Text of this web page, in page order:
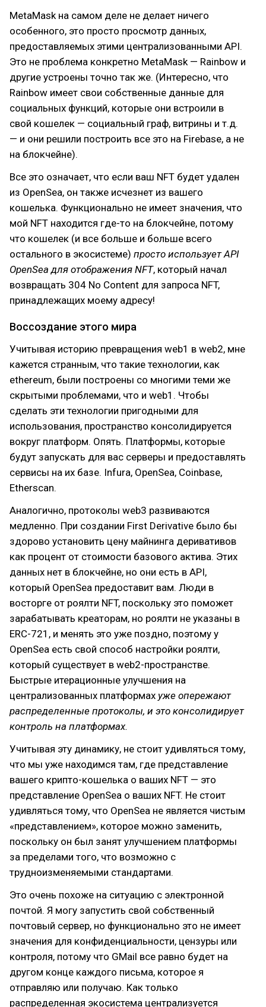
MetaMask на самом деле не делает ничего
особенного, это просто просмотр данных,
предоставляемых этими централизованными API.
Это не проблема конкретно MetaMask — Rainbow и
другие устроены точно так же. (Интересно, что
Rainbow имеет свои собственные данные для
социальных функций, которые они встроили в
свой кошелек — социальный граф, витрины и т.д.
— и они решили построить все это на Firebase, а не
на блокчейне).
Все это означает, что если ваш NFT будет удален
из OpenSea, он также исчезнет из вашего
кошелька. Функционально не имеет значения, что
мой NFT находится где-то на блокчейне, потому
что кошелек (и все больше и больше всего
остального в экосистеме) просто использует API
OpenSea для отображения NFT, который начал
возвращать 304 No Content для запроса NFT,
принадлежащих моему адресу!
Воссоздание этого мира
Учитывая историю превращения web1 в web2, мне
кажется странным, что такие технологии, как
ethereum, были построены со многими теми же
скрытыми проблемами, что и web1. Чтобы
сделать эти технологии пригодными для
использования, пространство консолидируется
вокруг платформ. Опять. Платформы, которые
будут запускать для вас серверы и предоставлять
сервисы на их базе. Infura, OpenSea, Coinbase,
Etherscan.
Аналогично, протоколы web3 развиваются
медленно. При создании First Derivative было бы
здорово установить цену майнинга деривативов
как процент от стоимости базового актива. Этих
данных нет в блокчейне, но они есть в API,
который OpenSea предоставит вам. Люди в
восторге от роялти NFT, поскольку это поможет
зарабатывать креаторам, но роялти не указаны в
ERC-721, и менять это уже поздно, поэтому у
OpenSea есть свой способ настройки роялти,
который существует в web2-пространстве.
Быстрые итерационные улучшения на
централизованных платформах уже опережают
распределенные протоколы, и это консолидирует
контроль на платформах.
Учитывая эту динамику, не стоит удивляться тому,
что мы уже находимся там, где представление
вашего крипто-кошелька о ваших NFT — это
представление OpenSea о ваших NFT. Не стоит
удивляться тому, что OpenSea не является чистым
«представлением», которое можно заменить,
поскольку он был занят улучшением платформы
за пределами того, что возможно с
трудноизменяемыми стандартами.
Это очень похоже на ситуацию с электронной
почтой. Я могу запустить свой собственный
почтовый сервер, но функционально это не имеет
значения для конфиденциальности, цензуры или
контроля, потому что GMail все равно будет на
другом конце каждого письма, которое я
отправляю или получаю. Как только
распределенная экосистема централизуется